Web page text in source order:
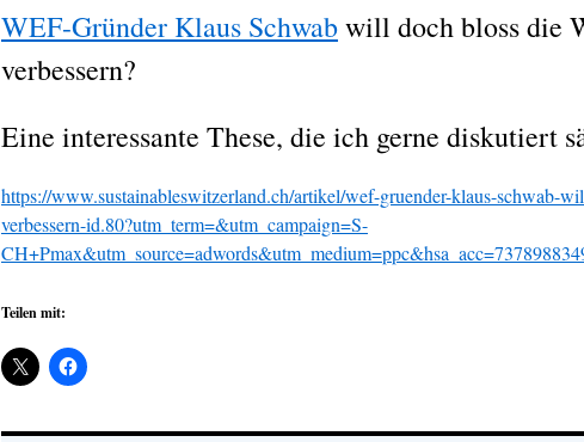
WEF-Gründer Klaus Schwabwill doch bloss die
verbessern?
Eine interessante These, die ich gerne diskutiert
https://www.sustainableswitzerland.ch/artikel/wef-gruender-klaus-schwab-
verbessern-id.80?utm_term=&utm_campaign=S-
Teilen mit: